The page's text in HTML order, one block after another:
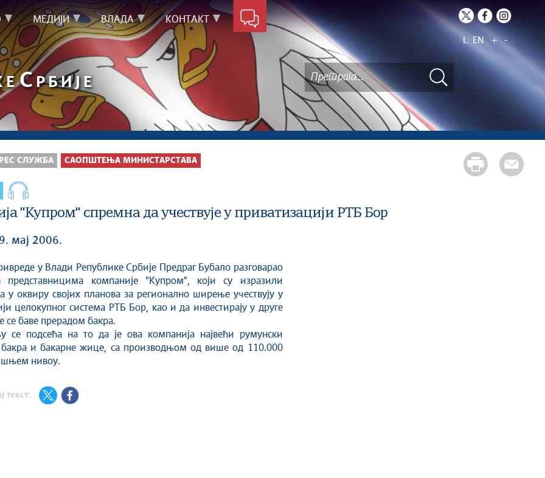
МЕДИЈИ ВЛАДА КОНТАКТ
L EN + -
С РБИЈЕ
СЛУЖБА САОПШТЕЊА МИНИСТАРСТАВА
"Купром" спремна да учествује у приватизацији РТБ Бор
мај 2006.
у Влади Републике Србије Предраг Бубало разговарао
представницима компаније "Купром", који су изразили
у оквиру својих планова за регионално ширење учествују у
целокупног система РТБ Бор, као и да инвестирају у друге
се баве прерадом бакра.
се подсећа на то да је ова компанија највећи румунски
бакра и бакарне жице, са производњом од више од 110.000
нивоу.
текст: